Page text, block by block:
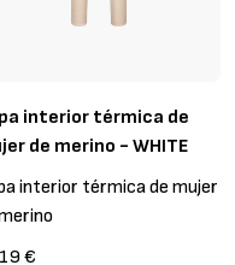
interior térmica de
de merino - WHITE
interior térmica de mujer
€